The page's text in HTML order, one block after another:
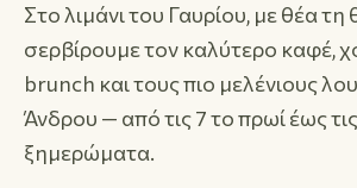
Στο λιμάνι του Γαυρίου, με θέα
σερβίρουμε τον καλύτερο καφέ,
brunch και τους πιο μελένιους
Άνδρου — από τις 7 το πρωί έως
ξημερώματα.